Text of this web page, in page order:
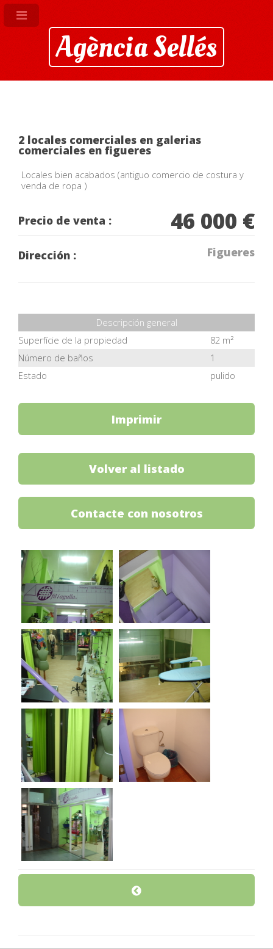
Agència Sellés
2 locales comerciales en galerias
comerciales en figueres
Locales bien acabados (antiguo comercio de costura y
venda de ropa )
Precio de venta : 46 000 €
Dirección : Figueres
Descripción general
Superfície de la propiedad
82 m²
Número de baños
1
Estado
pulido
Imprimir
Volver al listado
Contacte con nosotros